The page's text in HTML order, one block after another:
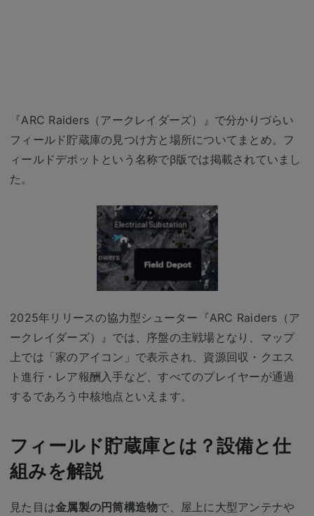
『ARC Raiders（アークレイダーズ）』で分かりづらい
フィールド貯蔵庫の見つけ方と場所についてまとめ。フ
ィールドデポットという名称でβ版では掲載されていまし
た。
2025年リリースの協力型シューター『ARC Raiders（ア
ークレイダーズ）』では、序盤の主戦場となり、マップ
上では「家のアイコン」で表示され、資源回収・クエス
ト進行・レア報酬入手など、すべてのプレイヤーが通過
するであろう中核地点といえます。
フィールド貯蔵庫とは？設備と仕
組みを解説
見た目は金属製の円筒構造物で、屋上に大型アンテナや